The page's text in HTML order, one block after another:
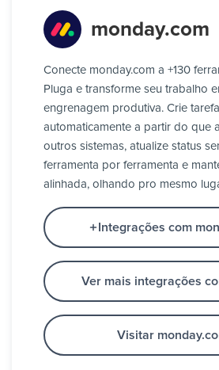
monday.com
Conecte monday.com a +130
Pluga e transforme seu trabalho
engrenagem produtiva. Crie
automaticamente a partir do que
outros sistemas, atualize status
ferramenta por ferramenta e
alinhada, olhando pro mesmo
Integrações com
Ver mais integrações
Visitar